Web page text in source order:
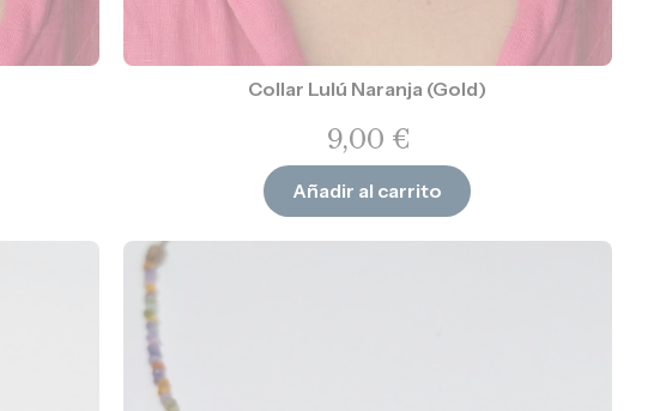
Collar Lulú Naranja (Gold)
9,00 €
Añadir al carrito